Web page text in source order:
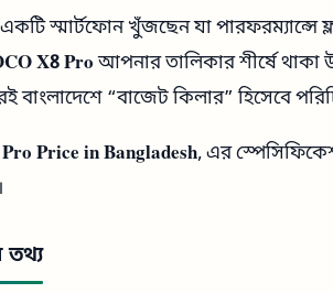
স্মার্টফোন খুঁজছেন যা পারফরম্যান্সে
X8 Proআপনার তালিকার শীর্ষে থাকা
বাংলাদেশে “বাজেট কিলার” হিসেবে
Price in Bangladesh, এর
তথ্য